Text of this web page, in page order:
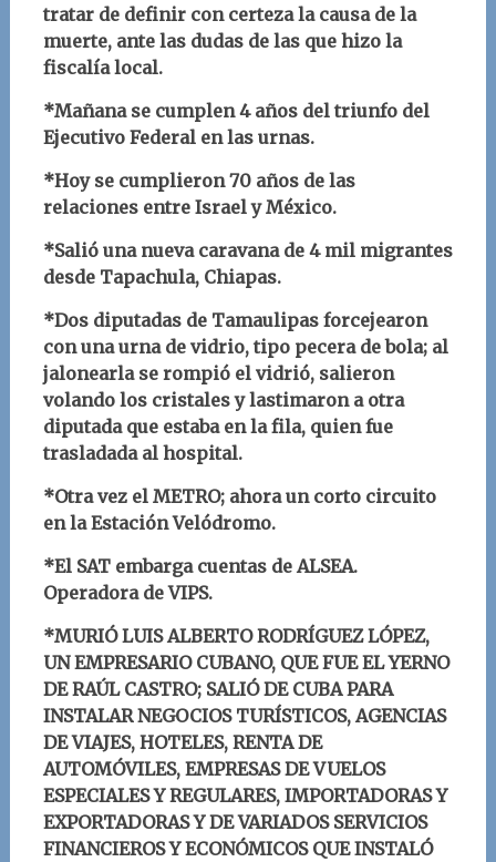
tratar de definir con certeza la causa de la
muerte, ante las dudas de las que hizo la
fiscalía local.
*Mañana se cumplen 4 años del triunfo del
Ejecutivo Federal en las urnas.
*Hoy se cumplieron 70 años de las
relaciones entre Israel y México.
*Salió una nueva caravana de 4 mil migrantes
desde Tapachula, Chiapas.
*Dos diputadas de Tamaulipas forcejearon
con una urna de vidrio, tipo pecera de bola; al
jalonearla se rompió el vidrió, salieron
volando los cristales y lastimaron a otra
diputada que estaba en la fila, quien fue
trasladada al hospital.
*Otra vez el METRO; ahora un corto circuito
en la Estación Velódromo.
*El SAT embarga cuentas de ALSEA.
Operadora de VIPS.
*MURIÓ LUIS ALBERTO RODRÍGUEZ LÓPEZ,
UN EMPRESARIO CUBANO, QUE FUE EL YERNO
DE RAÚL CASTRO; SALIÓ DE CUBA PARA
INSTALAR NEGOCIOS TURÍSTICOS, AGENCIAS
DE VIAJES, HOTELES, RENTA DE
AUTOMÓVILES, EMPRESAS DE VUELOS
ESPECIALES Y REGULARES, IMPORTADORAS Y
EXPORTADORAS Y DE VARIADOS SERVICIOS
FINANCIEROS Y ECONÓMICOS QUE INSTALÓ